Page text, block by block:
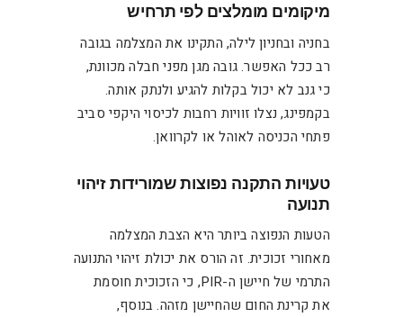
מיקומים מומלצים לפי תרחיש
בחניה ובחניון לילה, התקינו את המצלמה בגובה
רב ככל האפשר. גובה מגן מפני חבלה מכוונת,
כי גנב לא יכול בקלות להגיע ולנתק אותה.
בקמפינג, נצלו זוויות רחבות לכיסוי היקפי סביב
פתחי הכניסה לאוהל או לקרוואן.
טעויות התקנה נפוצות שמורידות זיהוי
תנועה
הטעות הנפוצה ביותר היא הצבת המצלמה
מאחורי זכוכית. זה הורס את יכולת זיהוי התנועה
התרמי של חיישן ה-PIR, כי הזכוכית חוסמת
את קרינת החום שהחיישן מזהה. בנוסף,